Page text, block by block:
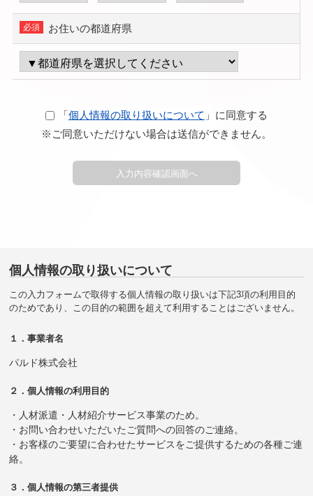
お住いの都道府県
「個人情報の取り扱いについて 」に同意する
※ご同意いただけない場合は送信ができません。
個人情報の取り扱いについて
この入力フォームで取得する個人情報の取り扱いは下記3項の利用目的
のためであり、この目的の範囲を超えて利用することはございません。
１．事業者名
パルド株式会社
２．個人情報の利用目的
・人材派遣・人材紹介サービス事業のため。
・お問い合わせいただいたご質問への回答のご連絡。
・お客様のご要望に合わせたサービスをご提供するための各種ご連
絡。
３．個人情報の第三者提供